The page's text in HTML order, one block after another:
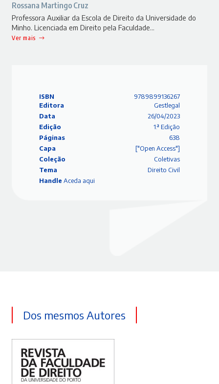
Rossana Martingo Cruz
Professora Auxiliar da Escola de Direito da Universidade do
Minho. Licenciada em Direito pela Faculdade…
Ver mais
ISBN
9789899136267
Editora
Gestlegal
Data
26/04/2023
Edição
1.ª Edição
Páginas
638
Capa
["Open Access"]
Coleção
Coletivas
Tema
Direito Civil
Handle Aceda aqui
Dos mesmos Autores